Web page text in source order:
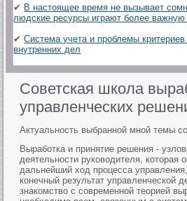
✔ В настоящее время не вызывает
людские ресурсы играют более важную
✔Система учета и проблемы
внутренних дел
Советская школа
управленческих
Актуальность выбранной мной темы
Выработка и принятие решения -
деятельности руководителя, которая
дальнейший ход процесса
конечный результат управленческой
знакомство с современной теорией